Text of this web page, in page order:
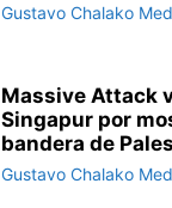
Gustavo Chalako
Massive Attack
Singapur por
bandera de
Gustavo Chalako